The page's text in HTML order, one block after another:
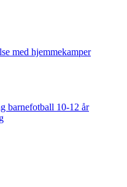
med hjemmekamper
barnefotball 10-12 år